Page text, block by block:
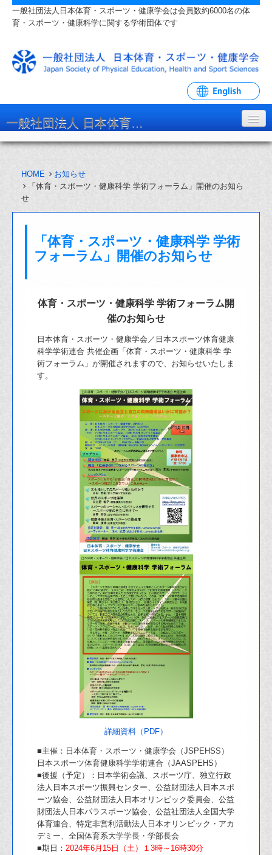
一般社団法人日本体育・スポーツ・健康学会は会員数約6000名の体
育・スポーツ・健康科学に関する学術団体です
一般社団法人 日本体育・スポーツ・健康学会
入会・各種手続
学会大会・研究会
リンク・関連団体
お問い合わせ
HOME
お知らせ
「体育・スポーツ・健康科学 学術フォーラム」開催のお知ら
せ
「体育・スポーツ・健康科学 学術
フォーラム」開催のお知らせ
体育・スポーツ・健康科学 学術フォーラム開
催のお知らせ
日本体育・スポーツ・健康学会／日本スポーツ体育健康
科学学術連合 共催企画「体育・スポーツ・健康科学 学
術フォーラム」が開催されますので、お知らせいたしま
す。
詳細資料（PDF）
■主催：日本体育・スポーツ・健康学会（JSPEHSS）
日本スポーツ体育健康科学学術連合（JAASPEHS）
■後援（予定）：日本学術会議、スポーツ庁、独⽴⾏政
法⼈⽇本スポーツ振興センター、公益財団法⼈⽇本スポ
ーツ協会、公益財団法⼈⽇本オリンピック委員会、公益
財団法⼈⽇本パラスポーツ協会、公益社団法⼈全国⼤学
体育連合、特定⾮営利活動法⼈⽇本オリンピック・アカ
デミー、全国体育系⼤学学⻑・学部⻑会
■期日： 2024年6月15日（土）１3時～16時30分